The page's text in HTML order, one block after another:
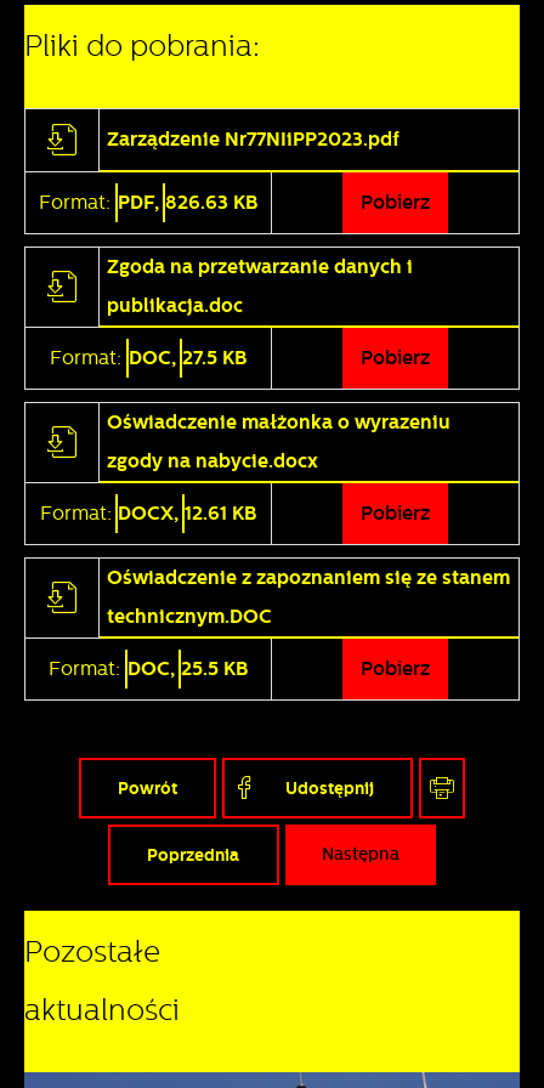
Pliki do pobrania:
Zarządzenie Nr77NIiPP2023.pdf
Format: PDF, 826.63 KB Pobierz
Zgoda na przetwarzanie danych i
publikacja.doc
Format: DOC, 27.5 KB Pobierz
Oświadczenie małżonka o wyrazeniu
zgody na nabycie.docx
Format: DOCX, 12.61 KB Pobierz
Oświadczenie z zapoznaniem się ze stanem
technicznym.DOC
Format: DOC, 25.5 KB Pobierz
Powrót Udostępnij
Poprzednia Następna
Pozostałe
aktualności